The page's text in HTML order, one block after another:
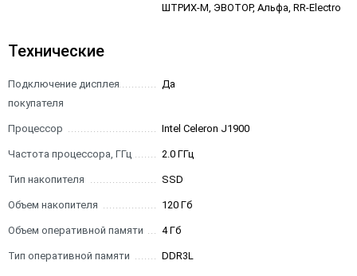
ШТРИХ-М, ЭВОТОР, Альфа, RR-Electro
Технические
Подключение дисплея
покупателя
Да
Процессор Intel Celeron J1900
Частота процессора, ГГц 2.0 ГГц
Тип накопителя SSD
Объем накопителя 120 Гб
Объем оперативной памяти 4 Гб
Тип оперативной памяти DDR3L